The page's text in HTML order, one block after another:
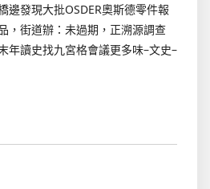
邊發現大批OSDER奧斯德零件報
，街道辦：未過期，正溯源調查
年讀史找九宮格會議更多味–文史–